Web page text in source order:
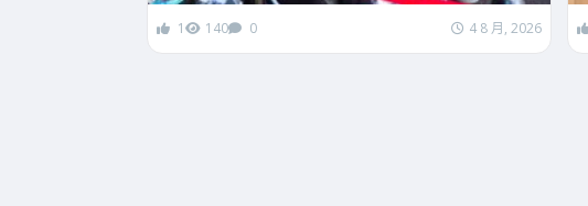
1 140 0 4 8 月, 2026